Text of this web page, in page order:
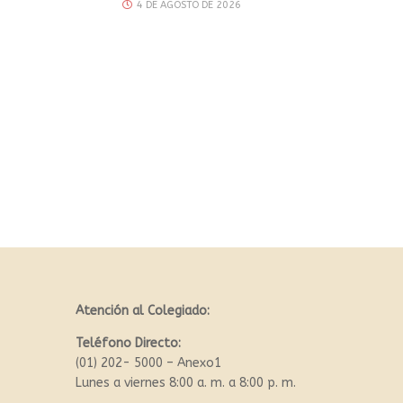
4 DE AGOSTO DE 2026
Atención al Colegiado:
Teléfono Directo:
(01) 202- 5000 – Anexo1
Lunes a viernes 8:00 a. m. a 8:00 p. m.